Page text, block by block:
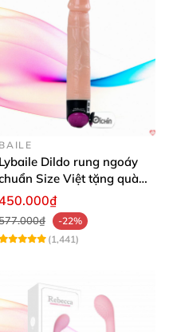
BAILE
Lybaile Dildo rung ngoáy
Size Việt tặng quà
ưu đãi
-22%
(1,441)